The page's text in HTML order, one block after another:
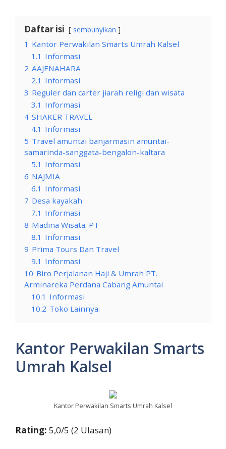
Daftar isi sembunyikan
1 Kantor Perwakilan Smarts Umrah Kalsel
1.1 Informasi
2 AAJENAHARA
2.1 Informasi
3 Reguler dan carter jiarah religi dan wisata
3.1 Informasi
4 SHAKER TRAVEL
4.1 Informasi
5 Travel amuntai banjarmasin amuntai-
samarinda-sanggata-bengalon-kaltara
5.1 Informasi
6 NAJMIA
6.1 Informasi
7 Desa kayakah
7.1 Informasi
8 Madina Wisata. PT
8.1 Informasi
9 Prima Tours Dan Travel
9.1 Informasi
10 Biro Perjalanan Haji & Umrah PT.
Arminareka Perdana Cabang Amuntai
10.1 Informasi
10.2 Toko Lainnya:
Kantor Perwakilan Smarts
Umrah Kalsel
Kantor Perwakilan Smarts Umrah Kalsel
Rating: 5,0/5 (2 Ulasan)